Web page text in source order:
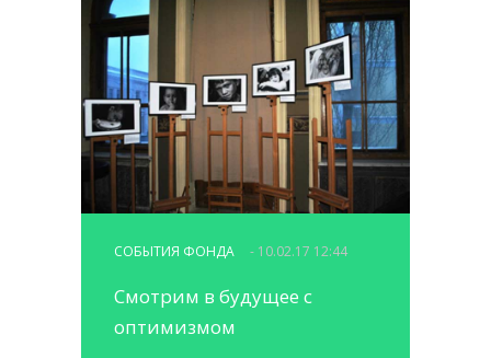
СОБЫТИЯ ФОНДА - 10.02.17 12:44
Смотрим в будущее с
оптимизмом